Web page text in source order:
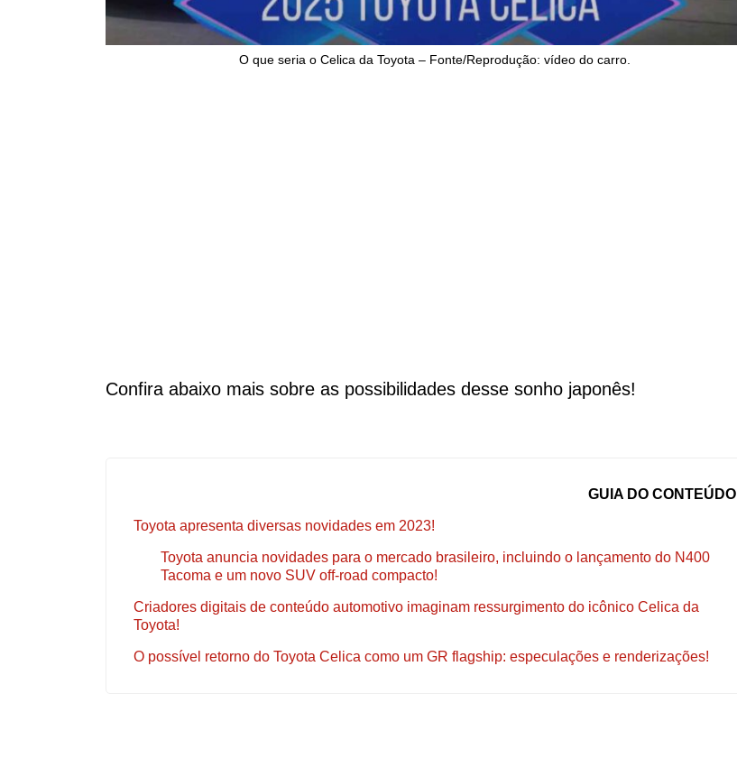
O que seria o Celica da Toyota – Fonte/Reprodução: vídeo do carro.
Confira abaixo mais sobre as possibilidades desse sonho japonês!
GUIA DO CONTEÚDO
Toyota apresenta diversas novidades em 2023!
Toyota anuncia novidades para o mercado brasileiro, incluindo o lançamento do N400
Tacoma e um novo SUV off-road compacto!
Criadores digitais de conteúdo automotivo imaginam ressurgimento do icônico Celica da
Toyota!
O possível retorno do Toyota Celica como um GR flagship: especulações e renderizações!